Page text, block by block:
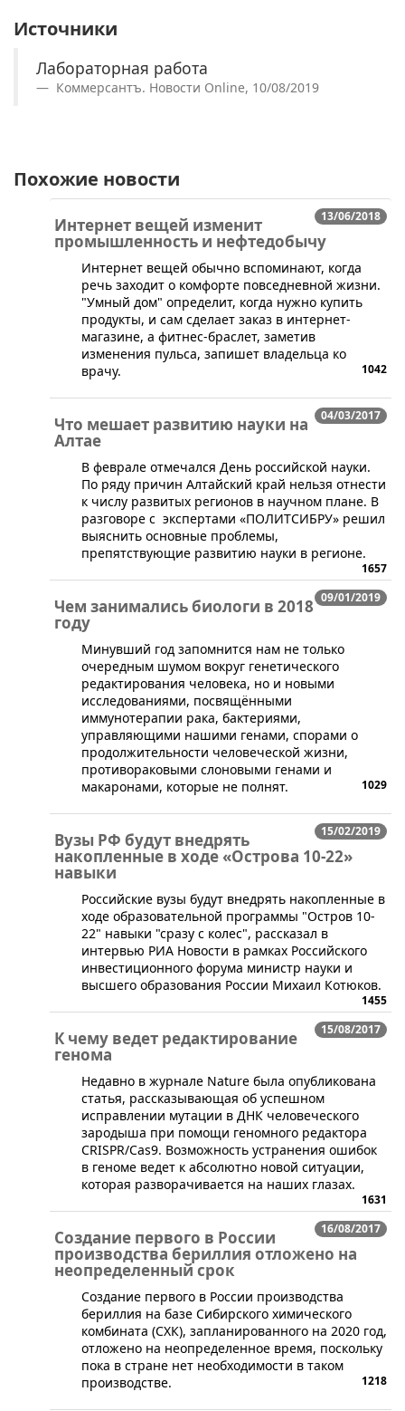
Источники
Лабораторная работа
Коммерсантъ. Новости Online, 10/08/2019
Похожие новости
13/06/2018
Интернет вещей изменит
промышленность и нефтедобычу
​Интернет вещей обычно вспоминают, когда
речь заходит о комфорте повседневной жизни.
"Умный дом" определит, когда нужно купить
продукты, и сам сделает заказ в интернет-
магазине, а фитнес-браслет, заметив
изменения пульса, запишет владельца ко
врачу.
1042
04/03/2017
Что мешает развитию науки на
Алтае
​В феврале отмечался День российской науки.
По ряду причин Алтайский край нельзя отнести
к числу развитых регионов в научном плане. В
разговоре с экспертами «ПОЛИТСИБРУ» решил
выяснить основные проблемы,
препятствующие развитию науки в регионе.
1657
09/01/2019
Чем занимались биологи в 2018
году
Минувший год запомнится нам не только
очередным шумом вокруг генетического
редактирования человека, но и новыми
исследованиями, посвящёнными
иммунотерапии рака, бактериями,
управляющими нашими генами, спорами о
продолжительности человеческой жизни,
противораковыми слоновыми генами и
макаронами, которые не полнят.
1029
15/02/2019
Вузы РФ будут внедрять
накопленные в ходе «Острова 10-22»
навыки
​Российские вузы будут внедрять накопленные в
ходе образовательной программы "Остров 10-
22" навыки "сразу с колес", рассказал в
интервью РИА Новости в рамках Российского
инвестиционного форума министр науки и
высшего образования России Михаил Котюков.
1455
15/08/2017
К чему ведет редактирование
генома
​Недавно в журнале Nature была опубликована
статья, рассказывающая об успешном
исправлении мутации в ДНК человеческого
зародыша при помощи геномного редактора
CRISPR/Cas9. Возможность устранения ошибок
в геноме ведет к абсолютно новой ситуации,
которая разворачивается на наших глазах.
1631
16/08/2017
Создание первого в России
производства бериллия отложено на
неопределенный срок
​Создание первого в России производства
бериллия на базе Сибирского химического
комбината (СХК), запланированного на 2020 год,
отложено на неопределенное время, поскольку
пока в стране нет необходимости в таком
производстве.
1218